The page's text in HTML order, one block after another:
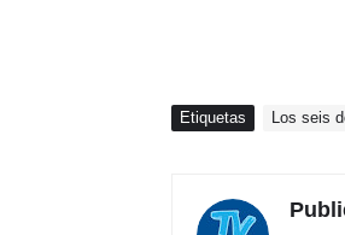
Etiquetas Los seis